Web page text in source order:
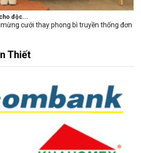
độc...
mừng cưới thay phong bì truyền thống đơn
Thiết